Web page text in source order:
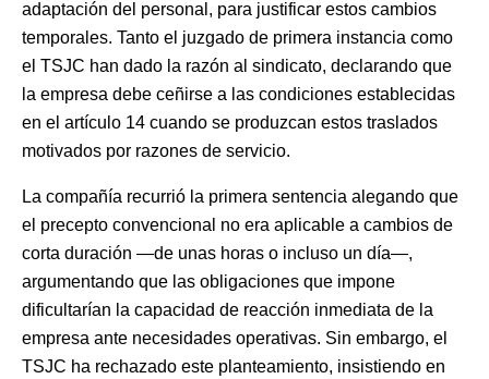
adaptación del personal, para justificar estos cambios
temporales. Tanto el juzgado de primera instancia como
el TSJC han dado la razón al sindicato, declarando que
la empresa debe ceñirse a las condiciones establecidas
en el artículo 14 cuando se produzcan estos traslados
motivados por razones de servicio.
La compañía recurrió la primera sentencia alegando que
el precepto convencional no era aplicable a cambios de
corta duración —de unas horas o incluso un día—,
argumentando que las obligaciones que impone
dificultarían la capacidad de reacción inmediata de la
empresa ante necesidades operativas. Sin embargo, el
TSJC ha rechazado este planteamiento, insistiendo en